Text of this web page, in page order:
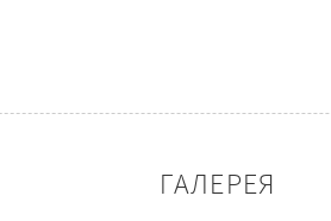
ГАЛЕРЕЯ